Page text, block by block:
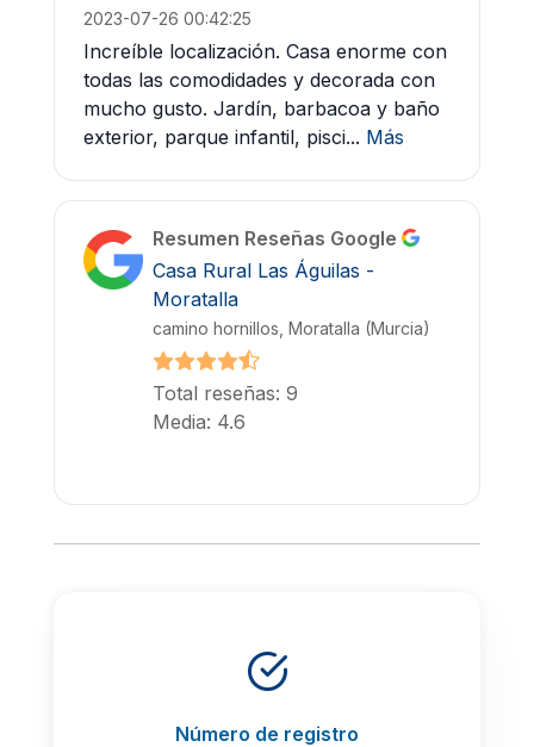
2023-07-26 00:42:25
Increíble localización. Casa enorme con
todas las comodidades y decorada con
mucho gusto. Jardín, barbacoa y baño
exterior, parque infantil, pisci... Más
Resumen Reseñas Google
Casa Rural Las Águilas -
Moratalla
camino hornillos, Moratalla (Murcia)
Total reseñas: 9
Media: 4.6
Número de registro